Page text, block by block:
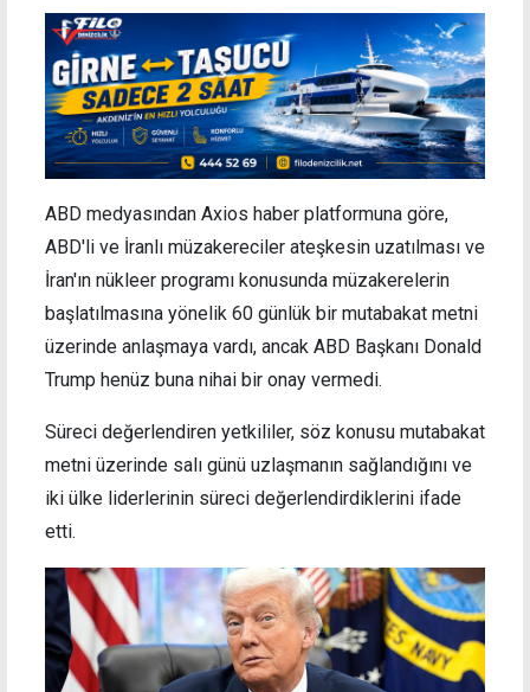
ABD medyasından Axios haber platformuna göre,
ABD'li ve İranlı müzakereciler ateşkesin uzatılması ve
İran'ın nükleer programı konusunda müzakerelerin
başlatılmasına yönelik 60 günlük bir mutabakat metni
üzerinde anlaşmaya vardı, ancak ABD Başkanı Donald
Trump henüz buna nihai bir onay vermedi.
Süreci değerlendiren yetkililer, söz konusu mutabakat
metni üzerinde salı günü uzlaşmanın sağlandığını ve
iki ülke liderlerinin süreci değerlendirdiklerini ifade
etti.